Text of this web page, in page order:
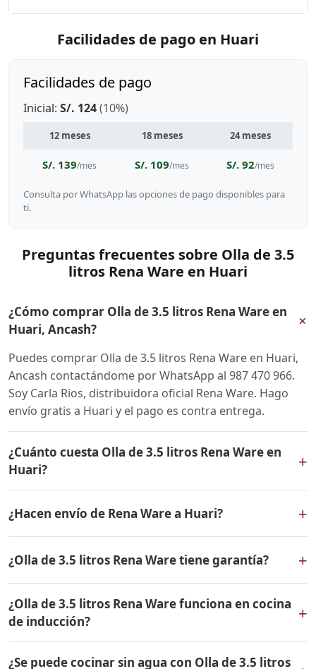
Facilidades de pago en Huari
Facilidades de pago
Inicial: S/. 124(10%)
12 meses 18 meses 24 meses
S/. 139/mes S/. 109/mes S/. 92/mes
Consulta por WhatsApp las opciones de pago disponibles para
ti.
Preguntas frecuentes sobre Olla de 3.5
litros Rena Ware en Huari
¿Cómo comprar Olla de 3.5 litros Rena Ware en
Huari, Ancash?
+
Puedes comprar Olla de 3.5 litros Rena Ware en Huari,
Ancash contactándome por WhatsApp al 987 470 966.
Soy Carla Rios, distribuidora oficial Rena Ware. Hago
envío gratis a Huari y el pago es contra entrega.
¿Cuánto cuesta Olla de 3.5 litros Rena Ware en
Huari?
+
todo el Perú. Contáctame por WhatsApp para conocer
el precio actual, promociones disponibles y facilidades
de pago en cuotas desde el 10% de inicial.
¿Hacen envío de Rena Ware a Huari? +
a Huari, Ancash y a todo el Perú. El pago es contra
entrega.
¿Olla de 3.5 litros Rena Ware tiene garantía? +
vida contra defectos de fabricación. Todos los
productos Rena Ware están fabricados en acero
inoxidable quirúrgico 18/10 de la más alta calidad.
¿Olla de 3.5 litros Rena Ware funciona en cocina
de inducción?
+
¿Se puede cocinar sin agua con Olla de 3.5 litros